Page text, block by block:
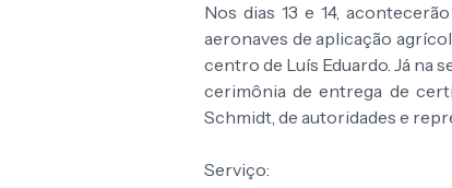
Nos dias 13 e 14,
aeronaves de aplicação
centro de Luís Eduardo. Já na
cerimônia de entrega de
Schmidt, de autoridades e
Serviço: